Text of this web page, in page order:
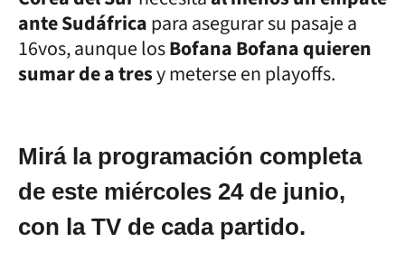
ante Sudáfricapara asegurar su pasaje a
16vos, aunque losBofana Bofana quieren
sumar de a tresy meterse en playoffs.
Mirá la programación completa
de este miércoles 24 de junio,
con la TV de cada partido.